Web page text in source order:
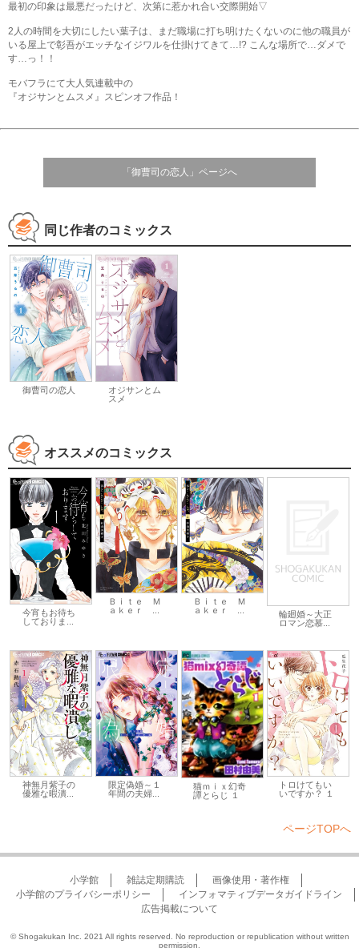
最初の印象は最悪だったけど、次第に惹かれ合い交際開始▽
2人の時間を大切にしたい葉子は、まだ職場に打ち明けたくないのに他の職員が
いる屋上で彰吾がエッチなイジワルを仕掛けてきて…!? こんな場所で…ダメで
す…っ！！
モバフラにて大人気連載中の
『オジサンとムスメ』スピンオフ作品！
「御曹司の恋人」ページへ
同じ作者のコミックス
御曹司の恋人
オジサンとム
スメ
オススメのコミックス
今宵もお待ち
しておりま...
Ｂｉｔｅ Ｍ
ａｋｅｒ ...
Ｂｉｔｅ Ｍ
ａｋｅｒ ...
輪廻婚～大正
ロマン恋慕...
神無月紫子の
優雅な暇潰...
限定偽婚～１
年間の夫婦...
猫ｍｉｘ幻奇
譚とらじ １
トロけてもい
いですか？ １
ページTOPへ
小学館 雑誌定期購読
画像使用・著作権
小学館のプライバシーポリシー
インフォマティブデータガイドライン
広告掲載について
© Shogakukan Inc. 2021 All rights reserved. No reproduction or republication without written
permission.